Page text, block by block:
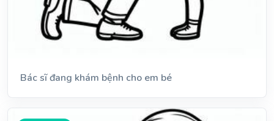
Bác sĩ đang khám bệnh cho em bé